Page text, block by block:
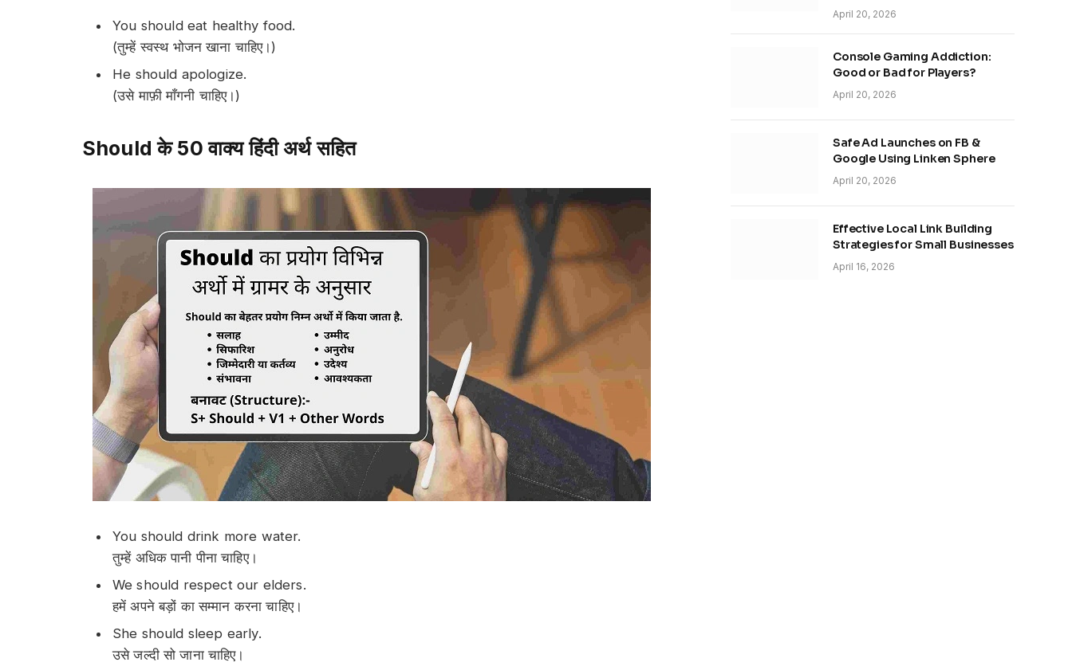
You shouldeat healthy food.
(तुम्हें स्वस्थ भोजन खाना चाहिए।)
He should apologize.
(उसे माफ़ी माँगनी चाहिए।)
Should के 50 वाक्य हिंदी अर्थ सहित
You should drink more water.
तुम्हें अधिक पानी पीना चाहिए।
We should respect our elders.
हमें अपने बड़ों का सम्मान करना चाहिए।
She should sleep early.
उसे जल्दी सो जाना चाहिए।
April 20, 2026
Console Gaming Addiction:
Good or Bad for Players?
April 20, 2026
Safe Ad Launches on FB &
Google Using Linken Sphere
April 20, 2026
Effective Local Link Building
Strategies for Small Businesses
April 16, 2026